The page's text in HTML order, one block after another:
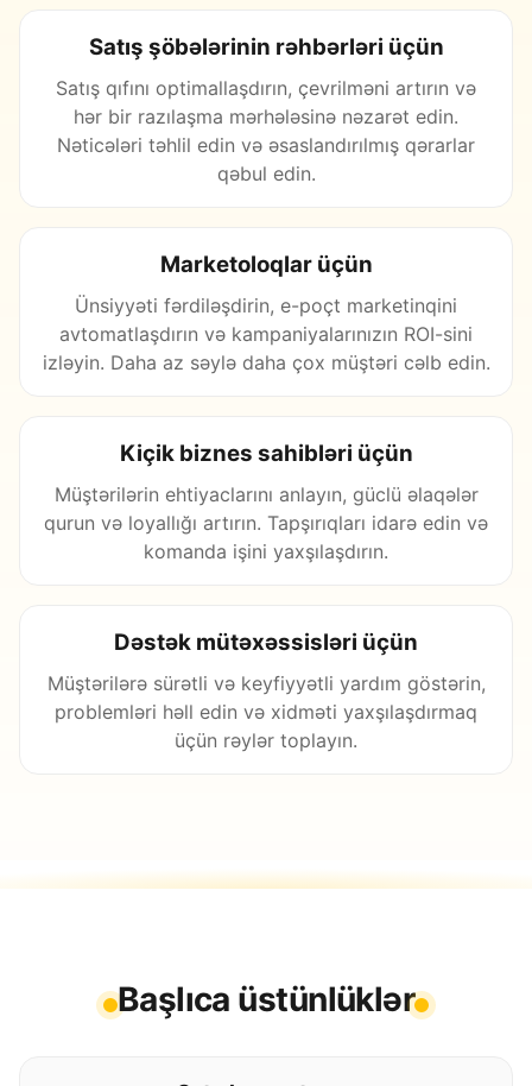
Satış şöbələrinin rəhbərləri üçün
Satış qıfını optimallaşdırın, çevrilməni artırın və
hər bir razılaşma mərhələsinə nəzarət edin.
Nəticələri təhlil edin və əsaslandırılmış qərarlar
qəbul edin.
Marketoloqlar üçün
Ünsiyyəti fərdiləşdirin, e-poçt marketinqini
avtomatlaşdırın və kampaniyalarınızın ROI-sini
izləyin. Daha az səylə daha çox müştəri cəlb edin.
Kiçik biznes sahibləri üçün
Müştərilərin ehtiyaclarını anlayın, güclü əlaqələr
qurun və loyallığı artırın. Tapşırıqları idarə edin və
komanda işini yaxşılaşdırın.
Dəstək mütəxəssisləri üçün
Müştərilərə sürətli və keyfiyyətli yardım göstərin,
problemləri həll edin və xidməti yaxşılaşdırmaq
üçün rəylər toplayın.
Başlıca üstünlüklər